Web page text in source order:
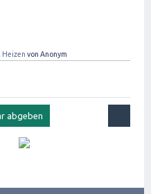
Heizen von Anonym